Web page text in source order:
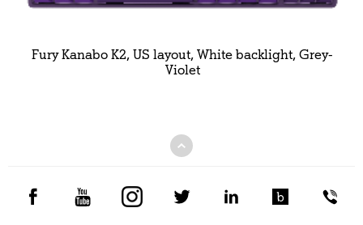
Fury Kanabo K2, US layout, White backlight, Grey-
Violet